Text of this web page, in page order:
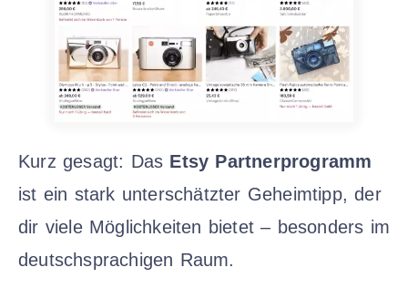
Kurz gesagt: Das Etsy Partnerprogramm
ist ein stark unterschätzter Geheimtipp, der
dir viele Möglichkeiten bietet – besonders im
deutschsprachigen Raum.